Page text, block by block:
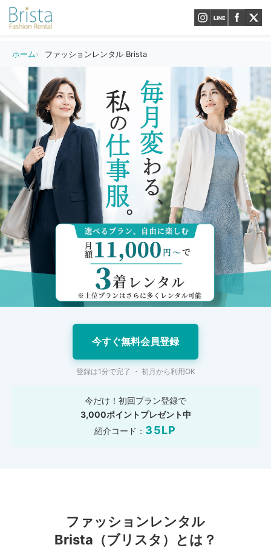
ホーム ファッションレンタル Brista
今すぐ無料会員登録
登録は1分で完了 ・ 初月から利用OK
今だけ！初回プラン登録で
3,000ポイントプレゼント中
紹介コード： 35LP
ファッションレンタル
Brista （ブリスタ） とは？